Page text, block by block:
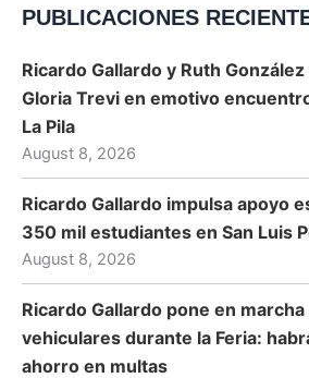
PUBLICACIONES
Ricardo Gallardo y Ruth
Gloria Trevi en emotivo
La Pila
August 8, 2026
Ricardo Gallardo impulsa apoyo
350 mil estudiantes en San Luis
August 8, 2026
Ricardo Gallardo pone en
vehiculares durante la Feria:
ahorro en multas